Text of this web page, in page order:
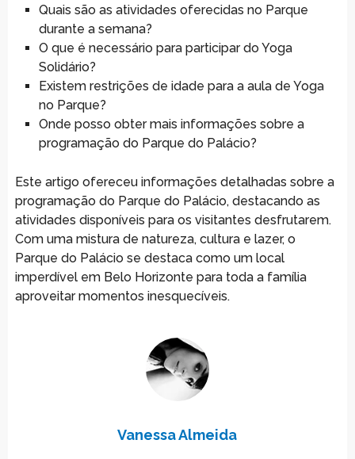
Quais são as atividades oferecidas no Parque
durante a semana?
O que é necessário para participar do Yoga
Solidário?
Existem restrições de idade para a aula de Yoga
no Parque?
Onde posso obter mais informações sobre a
programação do Parque do Palácio?
Este artigo ofereceu informações detalhadas sobre a
programação do Parque do Palácio, destacando as
atividades disponíveis para os visitantes desfrutarem.
Com uma mistura de natureza, cultura e lazer, o
Parque do Palácio se destaca como um local
imperdível em Belo Horizonte para toda a família
aproveitar momentos inesquecíveis.
Vanessa Almeida